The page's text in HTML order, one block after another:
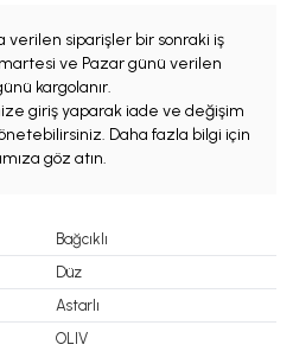
verilen siparişler bir sonraki iş
ve Pazar günü verilen
kargolanır.
giriş yaparak iade ve değişim
Daha fazla bilgi için
göz atın.
Bağcıklı
Düz
Astarlı
OLIV